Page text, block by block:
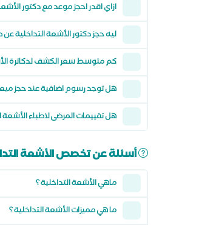
ازاي اقدر احجز موعد مع دكتور
ليه حجز دكتور الأشعة التداخلية
كم متوسط سعر الكشف لدكاترة
هل توجد رسوم اضافية عند حجز
هل تقييمات المرضى لاطباء
أسئلة عن تخصص الأشعة
ماهي الأشعة التداخلية ؟
ما هي مميزات الأشعة التداخلية ؟